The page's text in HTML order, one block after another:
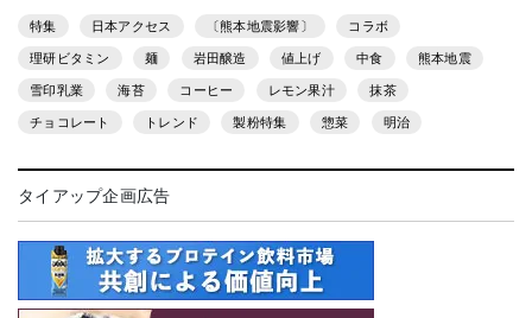
特集 日本アクセス 〔熊本地震影響〕 コラボ
理研ビタミン 麺 岩田醸造 値上げ 中食 熊本地震
雪印乳業 海苔 コーヒー レモン果汁 抹茶
チョコレート トレンド 製粉特集 惣菜 明治
タイアップ企画広告